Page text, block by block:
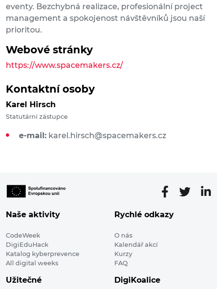
eventy. Bezchybná realizace, profesionální project
management a spokojenost návštěvníků jsou naší
prioritou.
Webové stránky
https://www.spacemakers.cz/
Kontaktní osoby
Karel Hirsch
Statutární zástupce
e-mail: karel.hirsch@spacemakers.cz
Naše aktivity
CodeWeek
DigiEduHack
Katalog kyberprevence
All digital weeks
Rychlé odkazy
O nás
Kalendář akcí
Kurzy
FAQ
Užitečné DigiKoalice